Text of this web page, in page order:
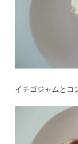
イチゴジャムとコ